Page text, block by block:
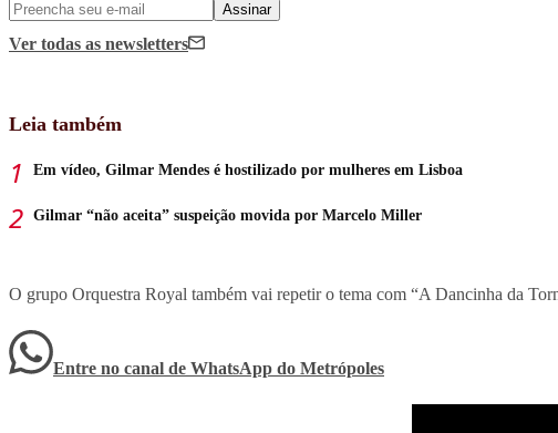
Assinar
Ver todas as newsletters
Leia também
Em vídeo, Gilmar Mendes é hostilizado por mulheres em Lisboa
Gilmar “não aceita” suspeição movida por Marcelo Miller
O grupo Orquestra Royal também vai repetir o tema com “A Dancinha da
Entre no canal de WhatsApp do Metrópoles